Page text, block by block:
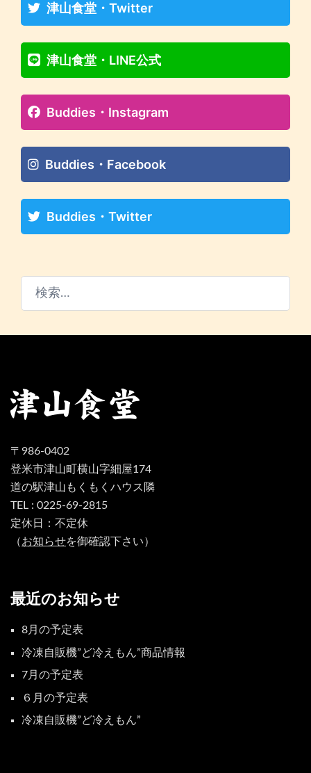
津山食堂・Twitter
津山食堂・LINE公式
Buddies・Instagram
Buddies・Facebook
Buddies・Twitter
索:
〒986-0402
登米市津山町横山字細屋174
道の駅津山もくもくハウス隣
TEL : 0225-69-2815
定休日：不定休
（お知らせを御確認下さい）
最近のお知らせ
8月の予定表
冷凍自販機”ど冷えもん”商品情報
7月の予定表
６月の予定表
冷凍自販機”ど冷えもん”